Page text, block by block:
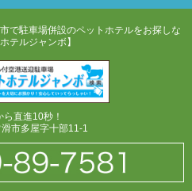
で駐車場併設のペットホテルをお探しな
テルジャンボ】
ら直進10秒！
市多屋字十部11-1